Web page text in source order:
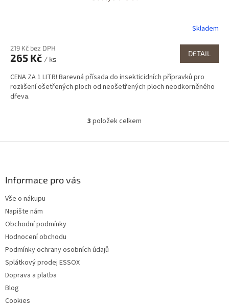
Skladem
219 Kč bez DPH
265 Kč / ks
DETAIL
CENA ZA 1 LITR! Barevná přísada do insekticidních přípravků pro
rozlišení ošetřených ploch od neošetřených ploch neodkorněného
dřeva.
O
l
3 položek celkem
Informace pro vás
Vše o nákupu
Napište nám
Obchodní podmínky
Hodnocení obchodu
Podmínky ochrany osobních údajů
Splátkový prodej ESSOX
Doprava a platba
Blog
Cookies